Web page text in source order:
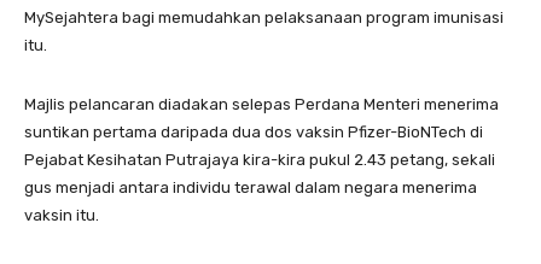
MySejahtera bagi memudahkan pelaksanaan program imunisasi
itu.
Majlis pelancaran diadakan selepas Perdana Menteri menerima
suntikan pertama daripada dua dos vaksin Pfizer-BioNTech di
Pejabat Kesihatan Putrajaya kira-kira pukul 2.43 petang, sekali
gus menjadi antara individu terawal dalam negara menerima
vaksin itu.